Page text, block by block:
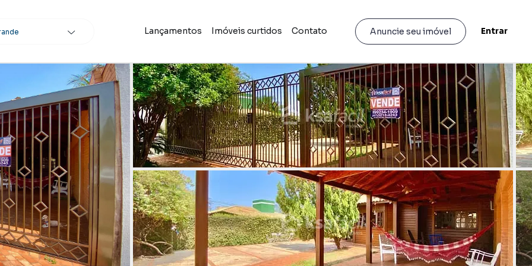
Lançamentos Imóveis curtidos Contato Anuncie seu imóvel Entrar